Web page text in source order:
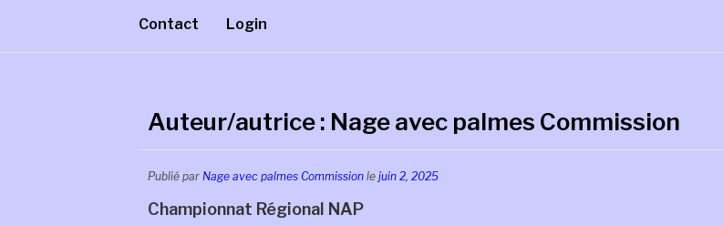
Contact Login
Auteur/autrice : Nage avec palmes Commission
Publié par Nage avec palmes Commission le juin 2, 2025
Championnat Régional NAP